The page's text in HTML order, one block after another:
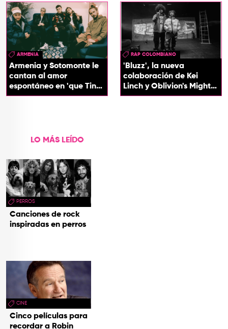
ARMENIA
Armenia y Sotomonte le
cantan al amor
espontáneo en 'que Tin
que Tan'
RAP COLOMBIANO
'Bluzz', la nueva
colaboración de Kei
Linch y Oblivion's Mighty
Trash
LO MÁS LEÍDO
PERROS
Canciones de rock
inspiradas en perros
CINE
Cinco películas para
recordar a Robin